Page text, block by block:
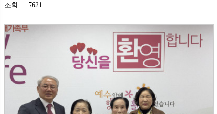
조회
7621